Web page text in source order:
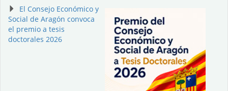
El Consejo Económico y
Social de Aragón convoca
el premio a tesis
doctorales 2026